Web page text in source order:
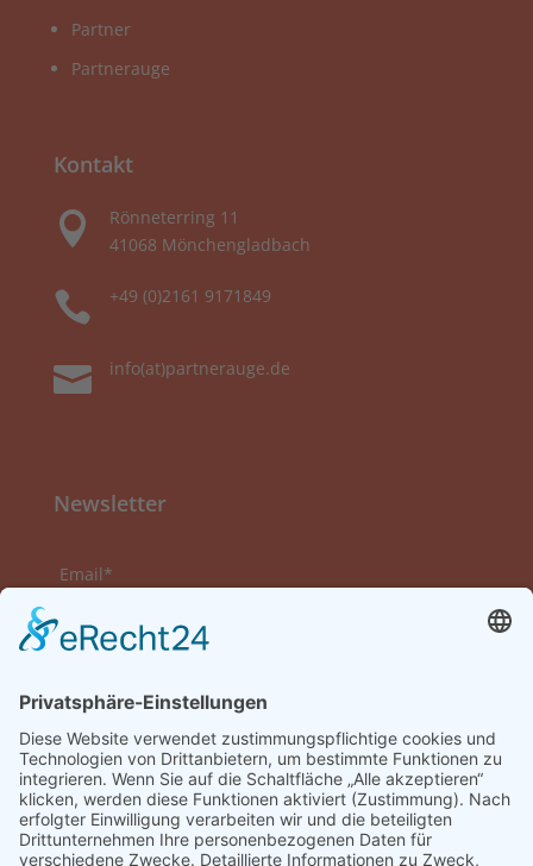
Partner
Partnerauge
Kontakt

Rönneterring 11
41068 Mönchengladbach
 +49 (0)2161 9171849
 info(at)partnerauge.de
Newsletter
Email*
Nachname
Datenschutzerklärung zur Kenntnis genommen
und akzeptiert.